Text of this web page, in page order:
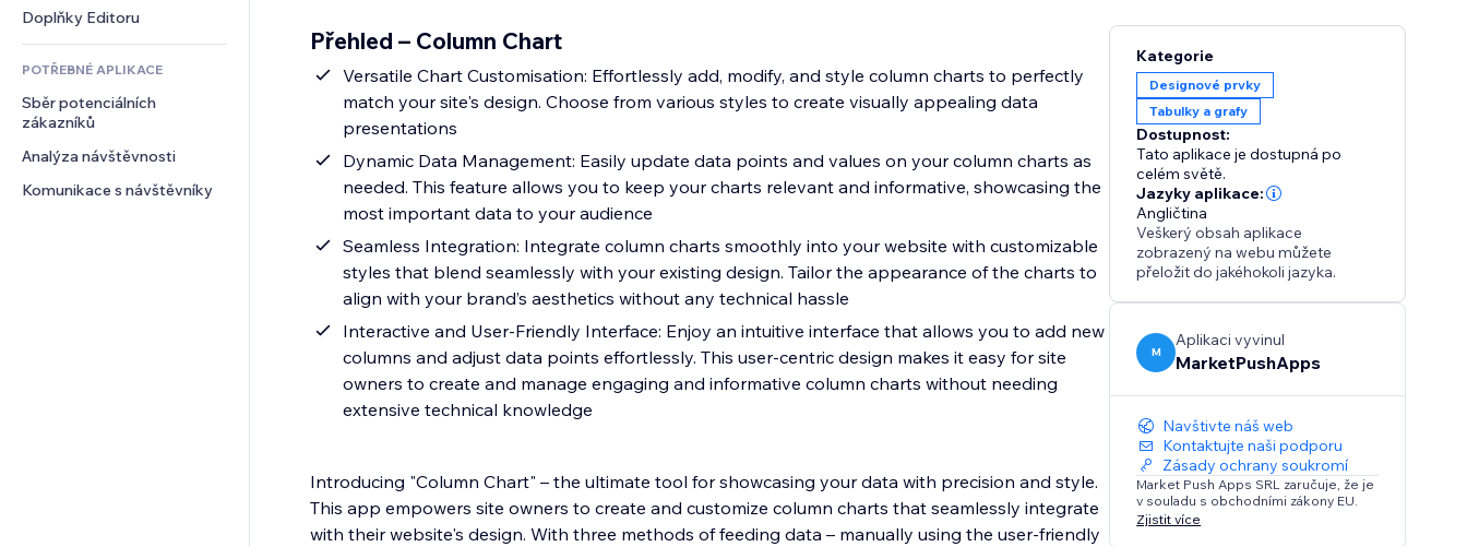
Jídlo a nápoje
Kalkulačky
Vyhledávání
Počasí
Tabulky a grafy
Komunita
Reference a recenze
CRM
Doplňky Editoru
POTŘEBNÉ APLIKACE
Sběr potenciálních
zákazníků
Analýza návštěvnosti
Komunikace s návštěvníky
Přehled – Column Chart
Versatile Chart Customisation: Effortlessly add, modify, and style column charts to perfectly
match your site's design. Choose from various styles to create visually appealing data
presentations
Dynamic Data Management: Easily update data points and values on your column charts as
needed. This feature allows you to keep your charts relevant and informative, showcasing the
most important data to your audience
Seamless Integration: Integrate column charts smoothly into your website with customizable
styles that blend seamlessly with your existing design. Tailor the appearance of the charts to
align with your brand’s aesthetics without any technical hassle
Interactive and User-Friendly Interface: Enjoy an intuitive interface that allows you to add new
columns and adjust data points effortlessly. This user-centric design makes it easy for site
owners to create and manage engaging and informative column charts without needing
extensive technical knowledge
Introducing "Column Chart" – the ultimate tool for showcasing your data with precision and style.
This app empowers site owners to create and customize column charts that seamlessly integrate
with their website's design. With three methods of feeding data – manually using the user-friendly
Kategorie
Designové prvky
Tabulky a grafy
Dostupnost:
Tato aplikace je dostupná po
celém světě.
Jazyky aplikace:
Angličtina
Veškerý obsah aplikace
zobrazený na webu můžete
přeložit do jakéhokoli jazyka.
M
Aplikaci vyvinul
MarketPushApps
Navštivte náš web
Kontaktujte naši podporu
Zásady ochrany soukromí
Market Push Apps SRL zaručuje, že je
v souladu s obchodními zákony EU.
Zjistit více